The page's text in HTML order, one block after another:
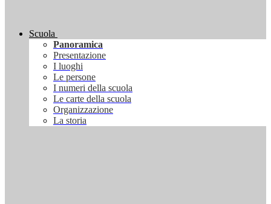
Scuola
Panoramica
Presentazione
I luoghi
Le persone
I numeri della scuola
Le carte della scuola
Organizzazione
La storia